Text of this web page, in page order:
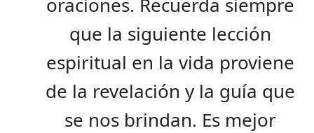
que la siguiente lección
espiritual en la vida proviene
de la revelación y la guía que
se nos brindan. Es mejor